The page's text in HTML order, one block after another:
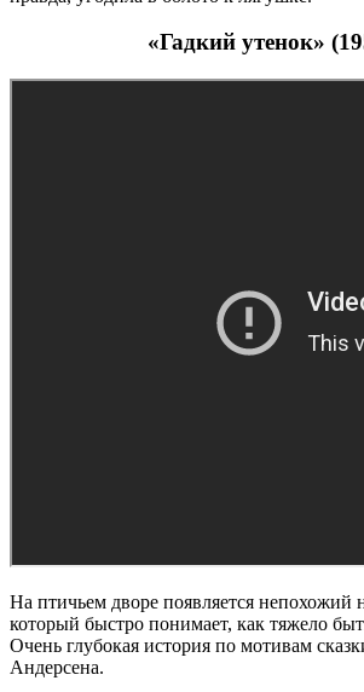
«Гадкий утенок»
На птичьем дворе появляется непохожий
который быстро понимает, как тяжело
Очень глубокая история по мотивам
Андерсена.